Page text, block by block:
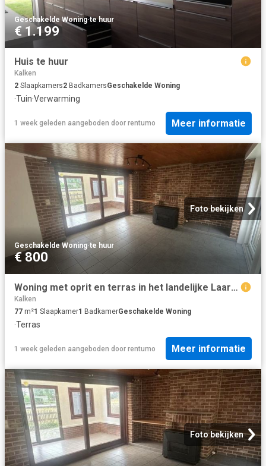
Geschakelde Woning·te huur
€ 1.199
Huis te huur
Kalken
2 Slaapkamers2 BadkamersGeschakelde Woning
·Tuin·Verwarming
1 week geleden aangeboden door rentumo Meer informatie
Foto bekijken
Geschakelde Woning·te huur
€ 800
Woning met oprit en terras in het landelijke Laarne
Kalken
77 m²1 Slaapkamer1 BadkamerGeschakelde Woning
·Terras
1 week geleden aangeboden door rentumo Meer informatie
Foto bekijken